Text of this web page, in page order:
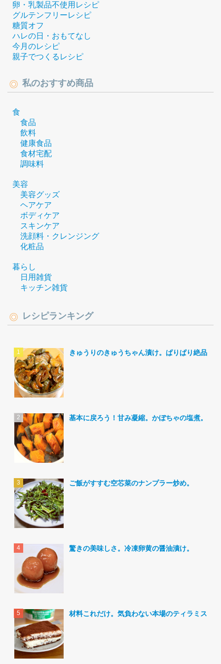
卵・乳製品不使用レシピ
グルテンフリーレシピ
糖質オフ
ハレの日・おもてなし
今月のレシピ
親子でつくるレシピ
私のおすすめ商品
食
食品
飲料
健康食品
食材宅配
調味料
美容
美容グッズ
ヘアケア
ボディケア
スキンケア
洗顔料・クレンジング
化粧品
暮らし
日用雑貨
キッチン雑貨
レシピランキング
きゅうりのきゅうちゃん漬け。ぱりぱり絶品。
基本に戻ろう！甘み凝縮。かぼちゃの塩煮。
ご飯がすすむ空芯菜のナンプラー炒め。
驚きの美味しさ。冷凍卵黄の醤油漬け。
材料これだけ。気負わない本場のティラミス。